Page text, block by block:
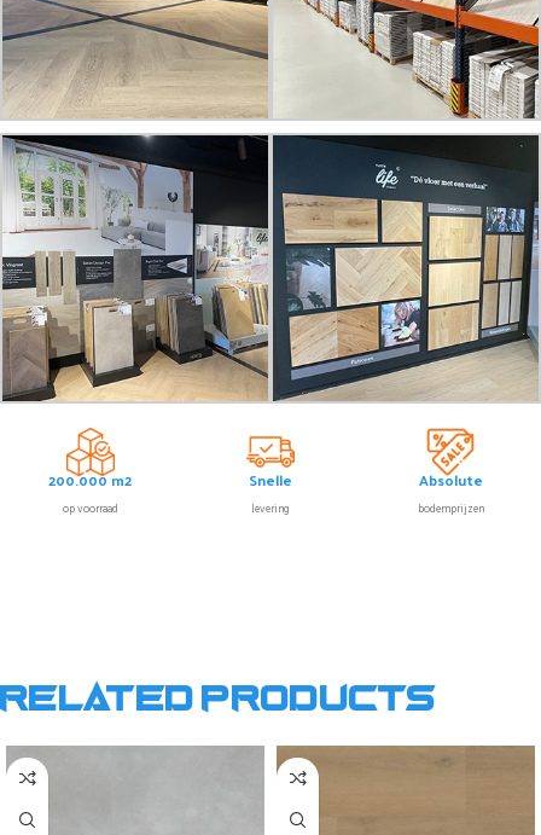
200.000 m2
op voorraad
Snelle
levering
Absolute
bodemprijzen
Related products